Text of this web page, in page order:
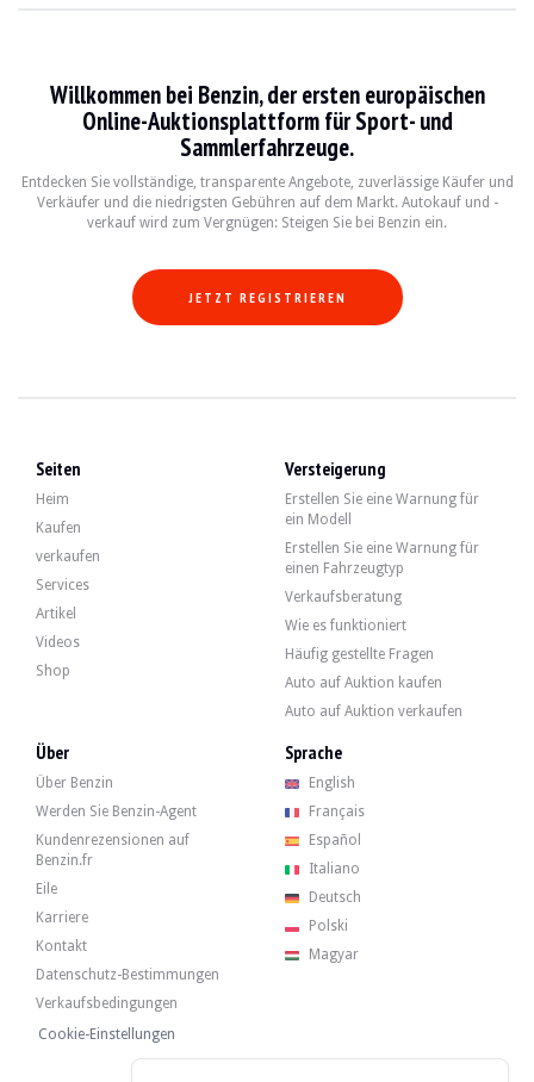
Le Subaru Outback est un véhicule emblématique, combinant les
Fiche technique
Années de production Moteur Puissance
Subaru Outback — Verkauft
Subaru Outback 3.0R - 2004
Willkommen bei Benzin, der ersten europäischen
Online-Auktionsplattform für Sport- und
Sammlerfahrzeuge.
Entdecken Sie vollständige, transparente Angebote, zuverlässige Käufer und
Verkäufer und die niedrigsten Gebühren auf dem Markt. Autokauf und -
verkauf wird zum Vergnügen: Steigen Sie bei Benzin ein.
JETZT REGISTRIEREN
Seiten
Heim
Kaufen
verkaufen
Services
Artikel
Videos
Shop
Versteigerung
Erstellen Sie eine Warnung für
ein Modell
Erstellen Sie eine Warnung für
einen Fahrzeugtyp
Verkaufsberatung
Wie es funktioniert
Häufig gestellte Fragen
Auto auf Auktion kaufen
Auto auf Auktion verkaufen
Über
Über Benzin
Werden Sie Benzin-Agent
Kundenrezensionen auf
Benzin.fr
Eile
Karriere
Kontakt
Datenschutz-Bestimmungen
Verkaufsbedingungen
Cookie-Einstellungen
Sprache
English
Français
Español
Italiano
Deutsch
Polski
Magyar